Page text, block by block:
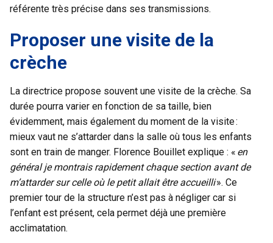
référente très précise dans ses transmissions.
Proposer une visite de la
crèche
La directrice propose souvent une visite de la crèche. Sa
durée pourra varier en fonction de sa taille, bien
évidemment, mais également du moment de la visite :
mieux vaut ne s’attarder dans la salle où tous les enfants
sont en train de manger. Florence Bouillet explique : « en
général je montrais rapidement chaque section avant de
m’attarder sur celle où le petit allait être accueilli». Ce
premier tour de la structure n’est pas à négliger car si
l’enfant est présent, cela permet déjà une première
acclimatation.